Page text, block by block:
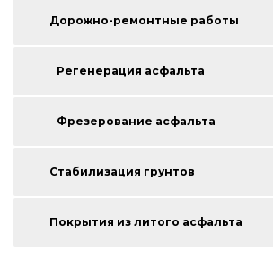
Дорожно-ремонтные работы
Регенерация асфальта
Фрезерование асфальта
Стабилизация грунтов
Покрытия из литого асфальта